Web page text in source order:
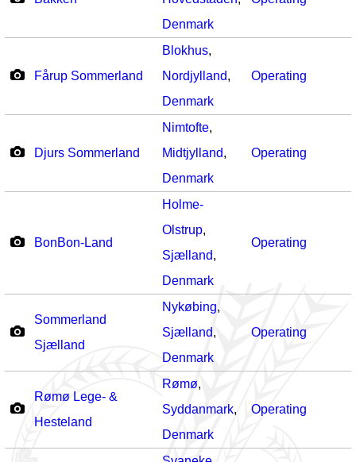
Denmark
Fårup Sommerland
Blokhus,
Nordjylland,
Denmark
Operating
Djurs Sommerland
Nimtofte,
Midtjylland,
Denmark
Operating
BonBon-Land
Holme-
Olstrup,
Sjælland,
Denmark
Operating
Sommerland
Sjælland
Nykøbing,
Sjælland,
Denmark
Operating
Rømø Lege- &
Hesteland
Rømø,
Syddanmark,
Denmark
Operating